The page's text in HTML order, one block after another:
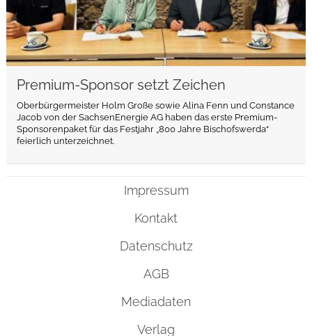
Premium-Sponsor setzt Zeichen
Oberbürgermeister Holm Große sowie Alina Fenn und Constance
Jacob von der SachsenEnergie AG haben das erste Premium-
Sponsorenpaket für das Festjahr „800 Jahre Bischofswerda“
feierlich unterzeichnet.
Impressum
Kontakt
Datenschutz
AGB
Mediadaten
Verlag